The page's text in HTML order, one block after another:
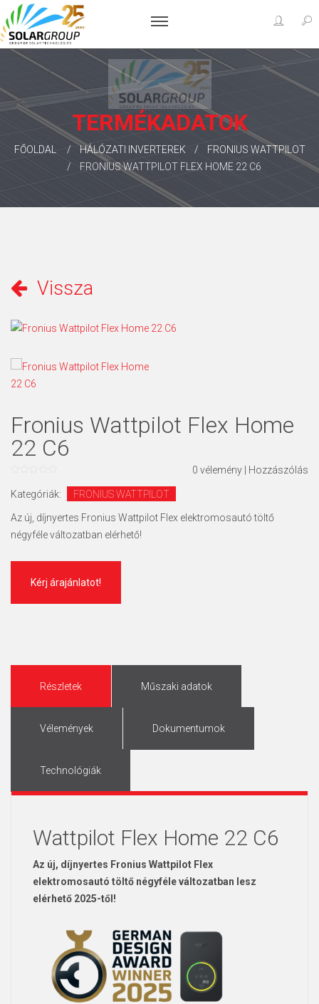
TERMÉKADATOK
FŐOLDAL HÁLÓZATI INVERTEREK
FRONIUS WATTPILOT
FRONIUS WATTPILOT FLEX HOME 22 C6
Vissza
Fronius Wattpilot Flex Home
22 C6
az
5
0 vélemény Hozzászólás
Kategóriák: FRONIUS WATTPILOT
Az új, díjnyertes Fronius Wattpilot Flex elektromosautó töltő
négyféle változatban elérhető!
Kérj árajánlatot!
Részletek Műszaki adatok
Vélemények Dokumentumok
Technológiák
Wattpilot Flex Home 22 C6
Az új, díjnyertes Fronius Wattpilot Flex
elektromosautó töltő négyféle változatban lesz
elérhető 2025-től!